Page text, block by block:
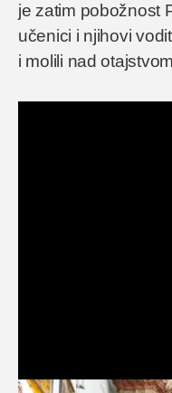
je zatim pobožnost
učenici i njihovi
i molili nad